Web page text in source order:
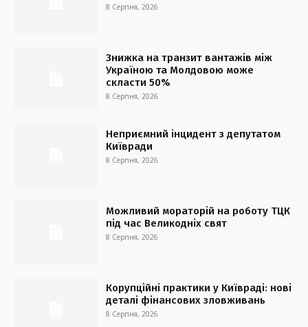
8 Серпня, 2026
Знижка на транзит вантажів між
Україною та Молдовою може
скласти 50%
8 Серпня, 2026
Неприємний інцидент з депутатом
Київради
8 Серпня, 2026
Можливий мораторій на роботу ТЦК
під час Великодніх свят
8 Серпня, 2026
Корупційні практики у Київраді: нові
деталі фінансових зловживань
8 Серпня, 2026